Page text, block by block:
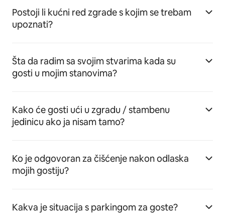
Postoji li kućni red zgrade s kojim se trebam
upoznati?
Šta da radim sa svojim stvarima kada su
gosti u mojim stanovima?
Kako će gosti ući u zgradu / stambenu
jedinicu ako ja nisam tamo?
Ko je odgovoran za čišćenje nakon odlaska
mojih gostiju?
Kakva je situacija s parkingom za goste?